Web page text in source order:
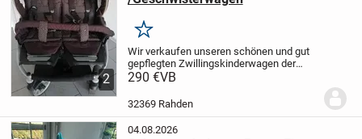
2
Merken
Wir verkaufen unseren schönen und gut
gepflegten Zwillingskinderwagen der
Marke Teutonia. Der Bezug ist dunkel
punkte.Wir haben ihn sowohl im Haus als
290 €VB
32369 Rahden
04.08.2026